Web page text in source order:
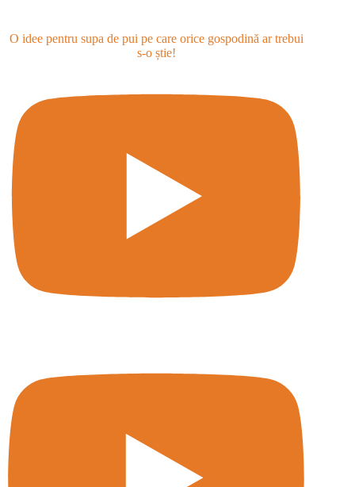
O idee pentru supa de pui pe care orice gospodină ar trebui
s-o știe!